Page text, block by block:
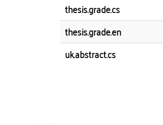
thesis.grade.cs
thesis.grade.en
uk.abstract.cs